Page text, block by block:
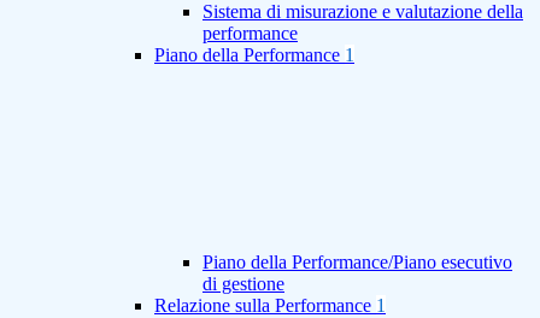
Sistema di misurazione e valutazione della
performance
Piano della Performance 1
Piano della Performance/Piano esecutivo
di gestione
Relazione sulla Performance 1